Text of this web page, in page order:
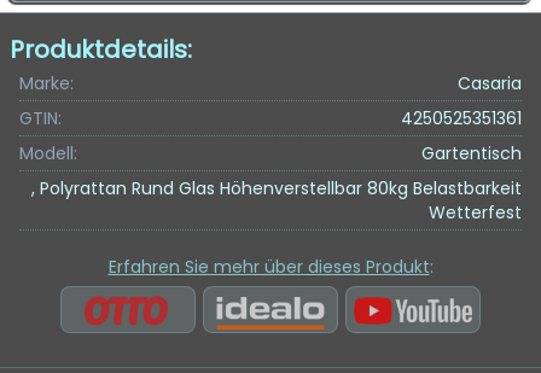
Produktdetails:
Marke:
Casaria
GTIN:
4250525351361
Modell:
Gartentisch
, Polyrattan Rund Glas Höhenverstellbar 80kg Belastbarkeit
Wetterfest
Erfahren Sie mehr über dieses Produkt: